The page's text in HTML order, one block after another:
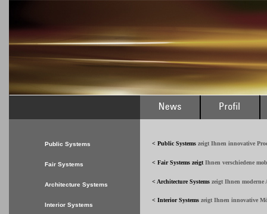
< Public Systems zeigt Ihnen innovative
< Fair Systems zeigt Ihnen verschiedene
< Architecture Systems zeigt Ihnen
< Interior Systems zeigt Ihnen innovative
Public Systems
Fair Systems
Architecture Systems
Interior Systems